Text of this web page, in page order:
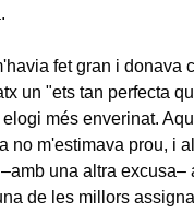
fet gran i donava
un "ets tan perfecta
més enverinat.
no m'estimava prou, i
una altra
de les millors